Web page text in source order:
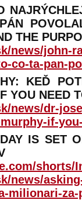
THE
news/john-
co-ta-pan-
KEĎ
YOU NEED
news/dr-
if-
IS SET
shorts/
news/
milionari-za-